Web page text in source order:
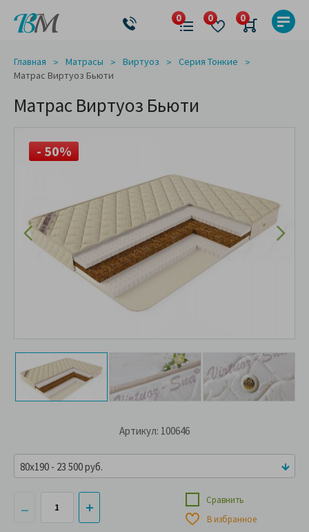
Главная Матрасы Виртуоз
Серия Тонкие
Матрас Виртуоз Бьюти
Матрас Виртуоз Бьюти
- 50%
Артикул: 100646
Сравнить
В избранное
80x190 - 23 500 руб.